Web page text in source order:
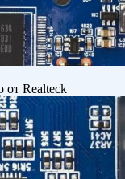
от Realteck